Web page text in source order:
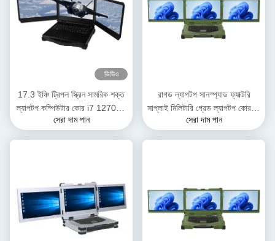
ভিডিও
17.3 ইঞ্চি ট্রিপল স্ক্রিন সামরিক শক্ত
ল্যাপটপ কম্পিউটার কোর i7 12700T
এনভিডিয়া T1000 ভিডিও কার্ড
সেরা দাম পান
রাগড ল্যাপটপ সানস্প্যাড ফ্যাক্টরি
সাপ্লাই মিলিটারি গ্রেড ল্যাপটপ কোর i7
i9 15.6 থ্রেস স্ক্রিন অ্যালুমিনিয়াম
সেরা দাম পান